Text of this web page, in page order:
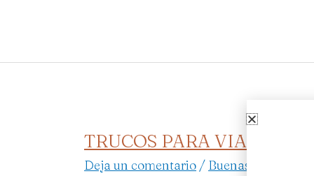
TRUCOS PARA VIAJAR
Deja un comentario / Buenas ideas
TRUCOS
PARA